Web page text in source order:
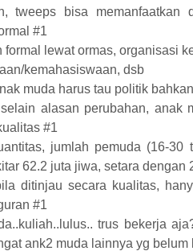
tweeps bisa memanfaatkan
#1
formal lewat ormas, organisasi
kemahasiswaan, dsb
muda harus tau politik
selain alasan perubahan,
#1
jumlah pemuda (16-30
62.2 juta jiwa, setara dengan
ditinjau secara kualitas,
#1
trus bekerja
ank2 muda lainnya yg belum